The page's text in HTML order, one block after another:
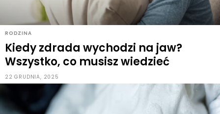
RODZINA
Kiedy zdrada wychodzi na jaw?
Wszystko, co musisz wiedzieć
22 GRUDNIA, 2025